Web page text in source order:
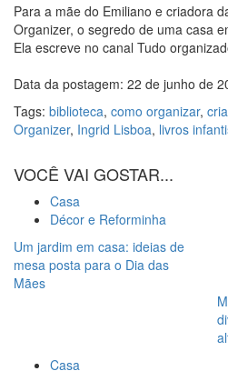
Para a mãe do Emiliano e criadora
Organizer, o segredo de uma casa
Ela escreve no canal Tudo
Data da postagem: 22 de junho de
Tags: biblioteca, como organizar,
Organizer, Ingrid Lisboa, livros
VOCÊ VAI GOSTAR...
Casa
Décor e Reforminha
Um jardim em casa: ideias de
mesa posta para o Dia das
Mães
Casa